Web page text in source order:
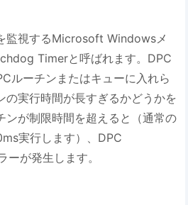
監視するMicrosoft Windowsメ
Timerと呼ばれます。DPC
ルーチンまたはキューに入れら
の実行時間が長すぎるかどうかを
ンが制限時間を超えると（通常の
実行します）、DPC
が発生します。